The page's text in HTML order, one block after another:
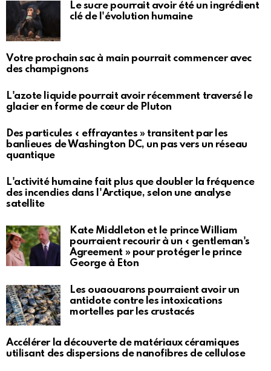
Le sucre pourrait avoir été un ingrédient
clé de l'évolution humaine
Votre prochain sac à main pourrait commencer avec
des champignons
L'azote liquide pourrait avoir récemment traversé le
glacier en forme de cœur de Pluton
Des particules « effrayantes » transitent par les
banlieues de Washington DC, un pas vers un réseau
quantique
L'activité humaine fait plus que doubler la fréquence
des incendies dans l'Arctique, selon une analyse
satellite
Kate Middleton et le prince William
pourraient recourir à un « gentleman's
Agreement » pour protéger le prince
George à Eton
Les ouaouarons pourraient avoir un
antidote contre les intoxications
mortelles par les crustacés
Accélérer la découverte de matériaux céramiques
utilisant des dispersions de nanofibres de cellulose